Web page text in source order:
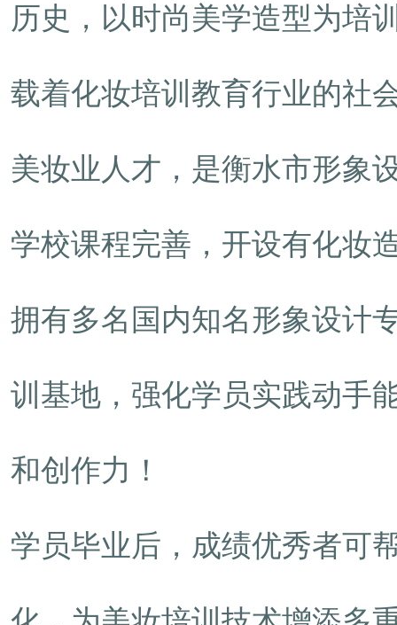
历史，以时尚美学造型为培
载着化妆培训教育行业的社
美妆业人才，是衡水市形象
学校课程完善，开设有化妆
拥有多名国内知名形象设计
训基地，强化学员实践动手
和创作力！
学员毕业后，成绩优秀者可